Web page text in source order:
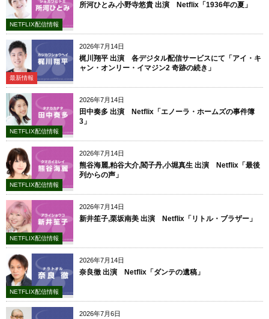
NETFLIX配信情報
所河ひとみ,小野寺悠貴 出演 Netflix「1936年の夏」
2026年7月14日
最新情報
梶川翔平 出演 各デジタル配信サービスにて「アイ・キ
ャン・オンリー・イマジン2 奇跡の続き」
2026年7月14日
NETFLIX配信情報
田中奏多 出演 Netflix「エノーラ・ホームズの事件簿
3」
2026年7月14日
NETFLIX配信情報
熊谷海麗,粕谷大介,閻子丹,小堀真生 出演 Netflix「最後
列からの声」
2026年7月14日
NETFLIX配信情報
新井笙子,栗坂南美 出演 Netflix「リトル・ブラザー」
2026年7月14日
NETFLIX配信情報
奈良徹 出演 Netflix「ダンテの遺稿」
2026年7月6日